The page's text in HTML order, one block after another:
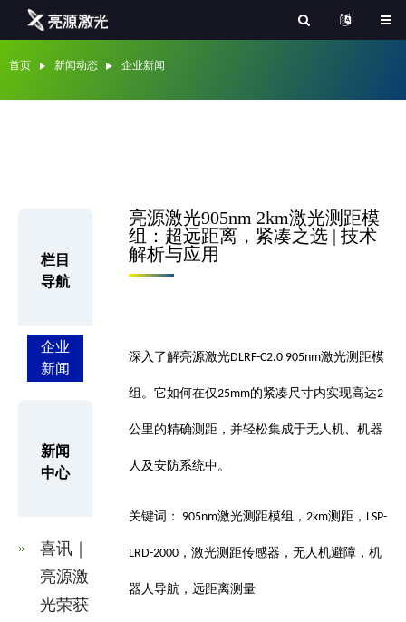
首页 新闻动态 企业新闻
栏目
导航
企业
新闻
新闻
中心
喜讯｜
亮源激
光荣获
亮源激光905nm 2km激光测距模
组：超远距离，紧凑之选 | 技术
解析与应用
深入了解亮源激光DLRF-C2.0 905nm激光测距模
组。它如何在仅25mm的紧凑尺寸内实现高达2
公里的精确测距，并轻松集成于无人机、机器
人及安防系统中。
关键词： 905nm激光测距模组，2km测距， LSP-
LRD-2000 ，激光测距传感器，无人机避障，机
器人导航，远距离测量